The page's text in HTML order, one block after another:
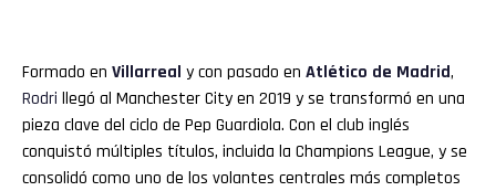
Formado en Villarreal y con pasado en Atlético de Madrid,
Rodri llegó al Manchester City en 2019 y se transformó en una
pieza clave del ciclo de Pep Guardiola. Con el club inglés
conquistó múltiples títulos, incluida la Champions League, y se
consolidó como uno de los volantes centrales más completos